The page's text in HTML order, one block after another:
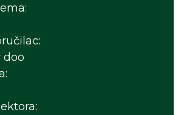
doo